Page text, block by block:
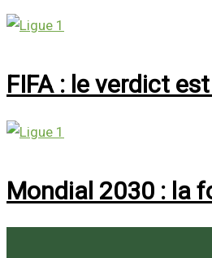
FIFA : le verdict
Mondial 2030 : la